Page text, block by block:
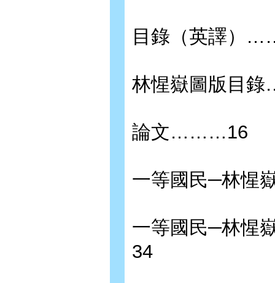
目錄（英譯）
林惺嶽圖版目
論文………16
一等國民─林
一等國民─林惺
34